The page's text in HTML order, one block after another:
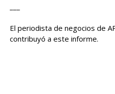
El periodista de negocios de
contribuyó a este informe.